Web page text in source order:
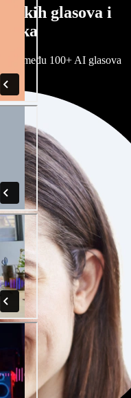
glasova i
među 100+ AI glasova